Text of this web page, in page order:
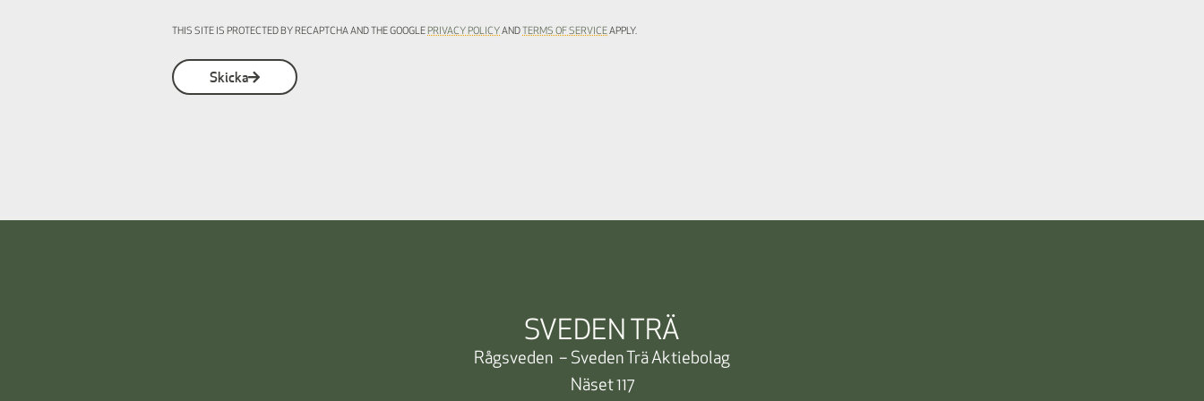
THIS SITE IS PROTECTED BY RECAPTCHA AND THE GOOGLE PRIVACY POLICY AND TERMS OF SERVICEAPPLY.
Skicka
SVEDEN TRÄ
Rågsveden – Sveden Trä Aktiebolag
Näset 117